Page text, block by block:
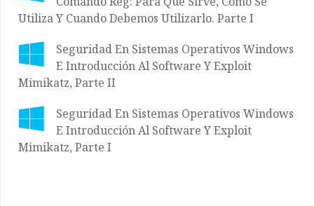
Utiliza Y Cuando Debemos Utilizarlo. Parte I
Seguridad En Sistemas Operativos Windows
E Introducción Al Software Y Exploit
Mimikatz, Parte II
Seguridad En Sistemas Operativos Windows
E Introducción Al Software Y Exploit
Mimikatz, Parte I